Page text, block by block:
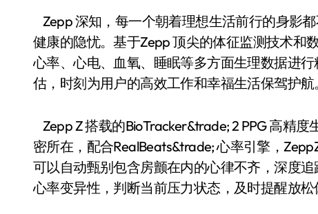
Zepp 深知，每一个朝着理想生活前行的身影
健康的隐忧。基于Zepp 顶尖的体征监测技术和
心率、心电、血氧、睡眠等多方面生理数据进
估，时刻为用户的高效工作和幸福生活保驾护航
Zepp Z 搭载的BioTracker&trade; 2 PPG 高精
密所在，配合RealBeats&trade; 心率引擎，
可以自动甄别包含房颤在内的心律不齐，深度
心率变异性，判断当前压力状态，及时提醒放松